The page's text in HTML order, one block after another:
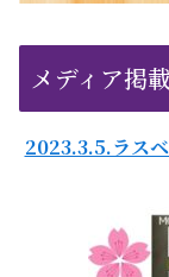
メディア掲載
2023.3.5.ラス